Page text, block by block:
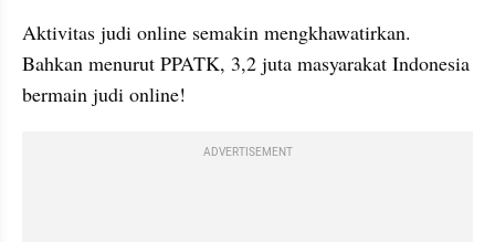
Aktivitas judi online semakin mengkhawatirkan.
Bahkan menurut PPATK, 3,2 juta masyarakat Indonesia
bermain judi online!
ADVERTISEMENT